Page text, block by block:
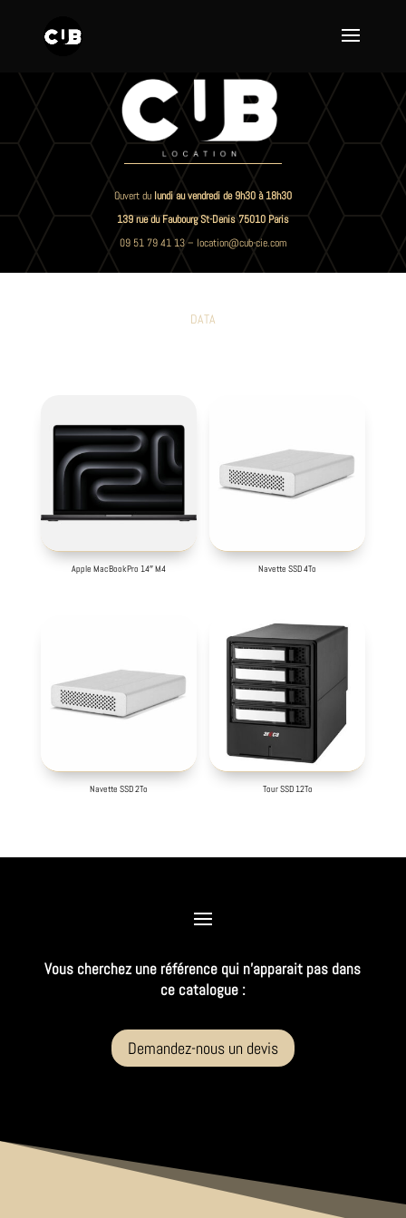
Ouvert du lundi au vendredi de 9h30 à 18h30
139 rue du Faubourg St-Denis 75010 Paris
09 51 79 41 13– location@cub-cie.com
DATA
Apple MacBookPro 14″ M4 Navette SSD 4To
Navette SSD 2To Tour SSD 12To
Vous cherchez une référence qui n’apparait pas dans
ce catalogue :
Demandez-nous un devis